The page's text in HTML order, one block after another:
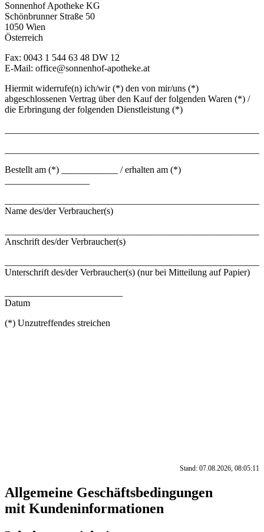
Sonnenhof Apotheke KG
Schönbrunner Straße 50
1050 Wien
Österreich
Fax: 0043 1 544 63 48 DW 12
E-Mail: office@sonnenhof-apotheke.at
Hiermit widerrufe(n) ich/wir (*) den von mir/uns (*)
abgeschlossenen Vertrag über den Kauf der folgenden Waren (*) /
die Erbringung der folgenden Dienstleistung (*)
Bestellt am (*) ____________ / erhalten am (*)
Name des/der Verbraucher(s)
Anschrift des/der Verbraucher(s)
Unterschrift des/der Verbraucher(s) (nur bei Mitteilung auf Papier)
Datum
(*) Unzutreffendes streichen
Stand: 07.08.2026, 08:05:11
Allgemeine Geschäftsbedingungen
mit Kundeninformationen